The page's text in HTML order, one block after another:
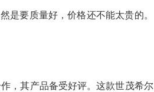
是要质量好，价格还不能太贵的。
，其产品备受好评。这款世茂希尔